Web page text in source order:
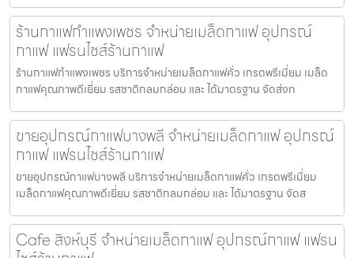
ร้านกาแฟกำแพงเพชร จำหน่ายเมล็ดกาแฟ อุปกรณ์
กาแฟ แฟรนไชส์ร้านกาแฟ
ร้านกาแฟกำแพงเพชร บริการจำหน่ายเมล็ดกาแฟคั่ว เกรดพรีเมี่ยม เมล็ด
กาแฟคุณภาพดีเยี่ยม รสชาติกลมกล่อม และ ได้มาตรฐาน จัดส่งท
ขายอุปกรณ์กาแฟบางพลี จำหน่ายเมล็ดกาแฟ อุปกรณ์
กาแฟ แฟรนไชส์ร้านกาแฟ
ขายอุปกรณ์กาแฟบางพลี บริการจำหน่ายเมล็ดกาแฟคั่ว เกรดพรีเมี่ยม
เมล็ดกาแฟคุณภาพดีเยี่ยม รสชาติกลมกล่อม และ ได้มาตรฐาน จัดส
Cafe สิงห์บุรี จำหน่ายเมล็ดกาแฟ อุปกรณ์กาแฟ แฟรน